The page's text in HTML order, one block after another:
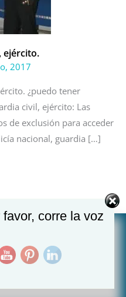
ejército.
2017
¿puedo tener
civil, ejército: Las
de exclusión para acceder
nacional, guardia […]
(Plaza Juan XXIII)
corre la voz